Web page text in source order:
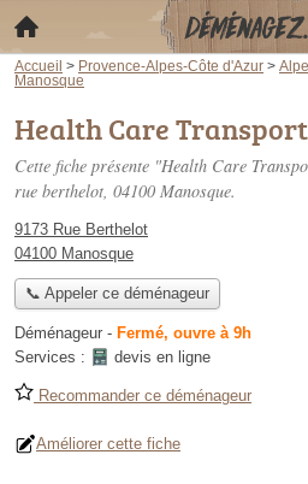
Accueil > Provence-Alpes-Côte d'Azur >
Manosque
Health Care
Cette fiche présente "Health Care
rue berthelot, 04100 Manosque.
9173 Rue Berthelot
04100 Manosque
📞 Appeler ce déménageur
Déménageur - Fermé, ouvre à 9h
Services :
devis en ligne
Recommander ce déménageur
Améliorer cette fiche